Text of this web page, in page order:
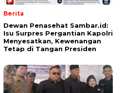
Berita
Dewan Penasehat Sambar.id:
Isu Surpres Pergantian Kapolri
Menyesatkan, Kewenangan
Tetap di Tangan Presiden